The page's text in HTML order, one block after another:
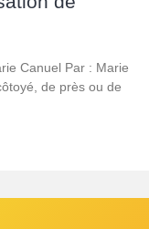
Canuel Par : Marie
de près ou de